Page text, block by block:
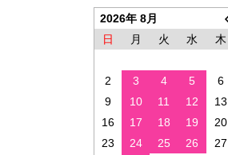
2026年 8月
日
月 火 水 木
2
3 4 5 6
9
10 11 12 13
16
17 18 19 20
23
24 25 26 27